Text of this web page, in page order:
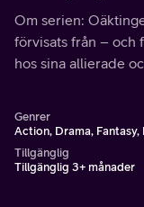
kämpa för att rädda
Om serien:
förvisats från – och
hos sina allierade
Genrer
Action, Drama, Fantasy,
Tillgänglig
Tillgänglig 3+ månader